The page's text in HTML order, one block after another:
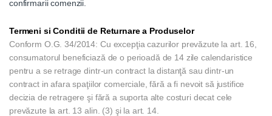
confirmarii comenzii.
Termeni si Conditii de Returnare a Produselor
Conform O.G. 34/2014: Cu excepţia cazurilor prevăzute la art. 16,
consumatorul beneficiază de o perioadă de 14 zile calendaristice
pentru a se retrage dintr-un contract la distanţă sau dintr-un
contract in afara spaţiilor comerciale, fără a fi nevoit să justifice
decizia de retragere şi fără a suporta alte costuri decat cele
prevăzute la art. 13 alin. (3) şi la art. 14.